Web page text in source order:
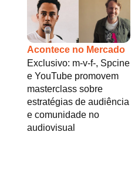
Acontece no Mercado
Exclusivo: m-v-f-, Spcine
e YouTube promovem
masterclass sobre
estratégias de audiência
e comunidade no
audiovisual